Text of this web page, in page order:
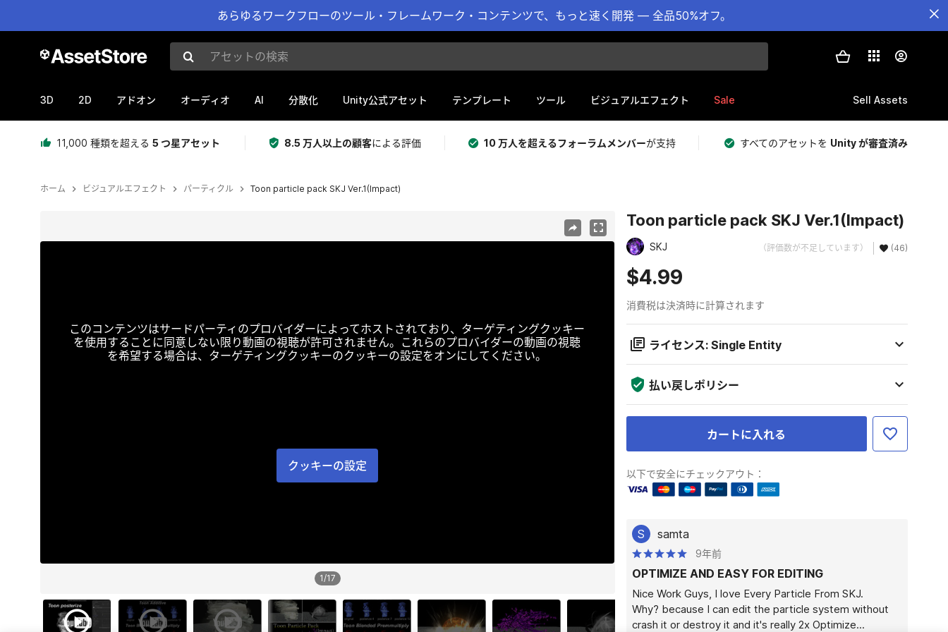
あらゆるワークフローのツール・フレームワーク・コンテンツで、もっと速く開発 — 全品50%オフ。
アセットの検索
3D 2D アドオン オーディオ AI 分散化 Unity公式アセット テンプレート ツール ビジュアルエフェクト Sale Sell Assets
11,000 種類を超える 5 つ星アセット 8.5 万人以上の顧客による評価 10 万人を超えるフォーラムメンバーが支持 すべてのアセットを Unity が審査済み
ホーム ビジュアルエフェクト パーティクル Toon particle pack SKJ Ver.1(Impact)
このコンテンツはサードパーティのプロバイダーによってホストされており、ターゲティングクッキー
を使用することに同意しない限り動画の視聴が許可されません。これらのプロバイダーの動画の視聴
を希望する場合は、ターゲティングクッキーのクッキーの設定をオンにしてください。
クッキーの設定
1/17
Toon particle pack SKJ Ver.1(Impact)
SKJ （評価数が不足しています） (46)
$4.99
消費税は決済時に計算されます
ライセンス: Single Entity
払い戻しポリシー
カートに入れる
以下で安全にチェックアウト：
S samta
9年前
OPTIMIZE AND EASY FOR EDITING
Nice Work Guys, I love Every Particle From SKJ.
Why? because I can edit the particle system without
crash it or destroy it and it's really 2x Optimize...